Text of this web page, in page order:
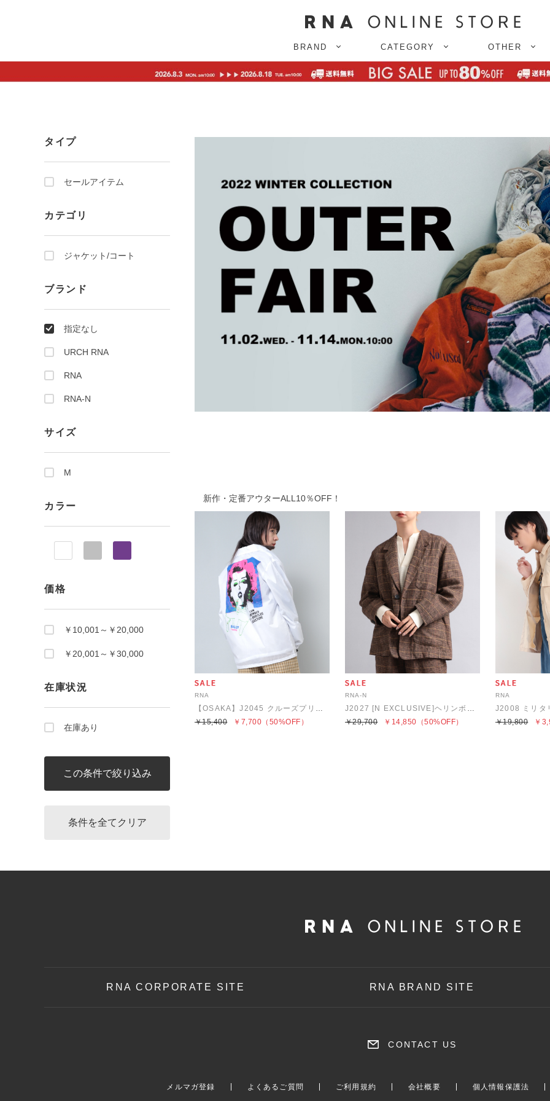
BRAND CATEGORY OTHER
タイプ
セールアイテム
カテゴリ
ジャケット/コート
ブランド
指定なし
URCH RNA
RNA
RNA-N
サイズ
M
カラー
価格
￥10,001～￥20,000
￥20,001～￥30,000
在庫状況
在庫あり
新作・定番アウターALL10％OFF！
RNA
【OSAKA】J2045 クルーズプリントコーチジャケット
￥7,700
￥15,400 （50%OFF）
RNA-N
J2027 [N EXCLUSIVE]ヘリンボーンリネンテーラードジャケット
￥14,850
￥29,700 （50%OFF）
RNA
J2008 ミリタ
￥
￥19,800
RNA CORPORATE SITE RNA BRAND SITE
CONTACT US
メルマガ登録 よくあるご質問 ご利用規約 会社概要 個人情報保護法